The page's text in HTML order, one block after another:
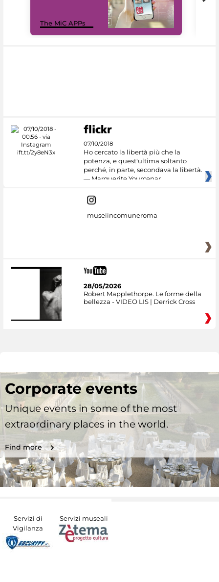
The MiC APPs
07/10/2018
Ho cercato la libertà più che la
potenza, e quest'ultima soltanto
perché, in parte, secondava la libertà.
— Marguerite Yourcenar
museiincomuneroma
28/05/2026
Robert Mapplethorpe. Le forme della
bellezza - VIDEO LIS | Derrick Cross
Corporate events
Unique events in some of the most
extraordinary places in the world.
Find more
Servizi di
Vigilanza
Servizi museali